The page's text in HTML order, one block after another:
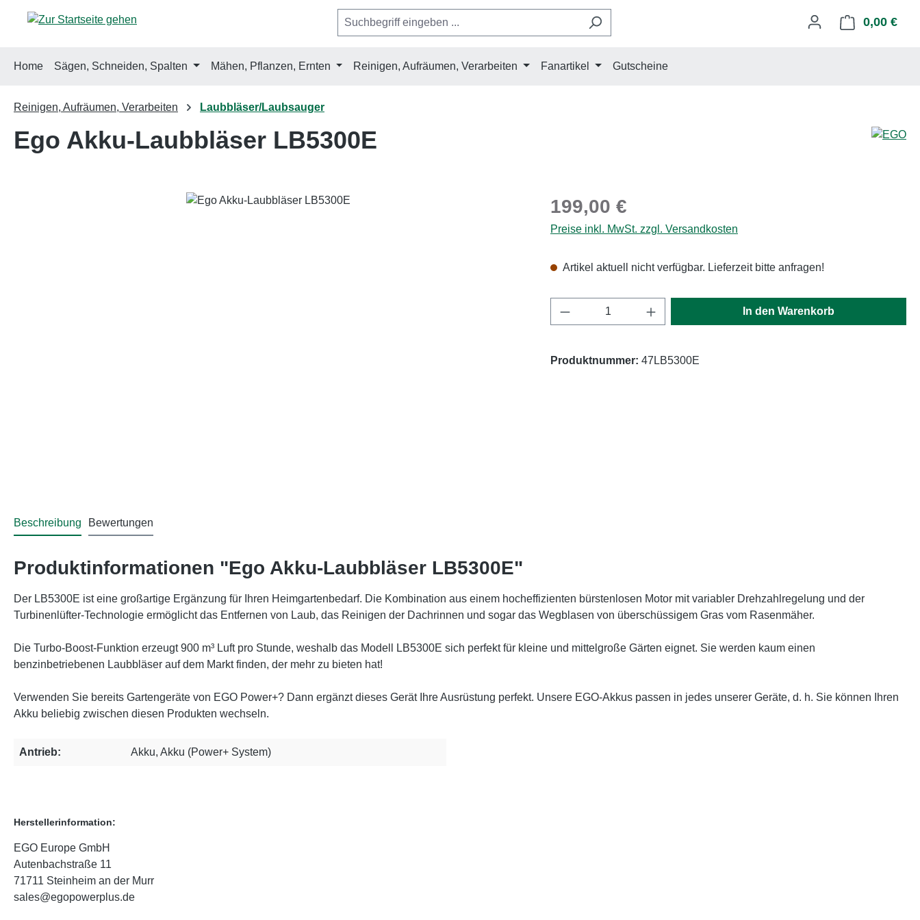
Hauptinhalt springen
Zur Suche springen
Zur Hauptnavigation springen 0,00 €
Home Sägen, Schneiden, Spalten Mähen, Pflanzen, Ernten Reinigen, Aufräumen, Verarbeiten Fanartikel Gutscheine
Reinigen, Aufräumen, Verarbeiten Laubbläser/Laubsauger
Ego Akku-Laubbläser LB5300E
Regulärer Preis:
199,00 €
Preise inkl. MwSt. zzgl. Versandkosten
Artikel aktuell nicht verfügbar. Lieferzeit bitte anfragen!
Produkt Anzahl: Gib den gewünschten Wert ein
In den Warenkorb
Produktnummer: 47LB5300E
Beschreibung Bewertungen
Produktinformationen "Ego Akku-Laubbläser LB5300E"
Der LB5300E ist eine großartige Ergänzung für Ihren Heimgartenbedarf. Die Kombination aus einem hocheffizienten bürstenlosen Motor mit variabler Drehzahlregelung und der
Turbinenlüfter-Technologie ermöglicht das Entfernen von Laub, das Reinigen der Dachrinnen und sogar das Wegblasen von überschüssigem Gras vom Rasenmäher.
Die Turbo-Boost-Funktion erzeugt 900 m³ Luft pro Stunde, weshalb das Modell LB5300E sich perfekt für kleine und mittelgroße Gärten eignet. Sie werden kaum einen
benzinbetriebenen Laubbläser auf dem Markt finden, der mehr zu bieten hat!
Verwenden Sie bereits Gartengeräte von EGO Power+? Dann ergänzt dieses Gerät Ihre Ausrüstung perfekt. Unsere EGO-Akkus passen in jedes unserer Geräte, d. h. Sie können Ihren
Akku beliebig zwischen diesen Produkten wechseln.
Antrieb: Akku, Akku (Power+ System)
Herstellerinformation:
EGO Europe GmbH
Autenbachstraße 11
71711 Steinheim an der Murr
sales@egopowerplus.de